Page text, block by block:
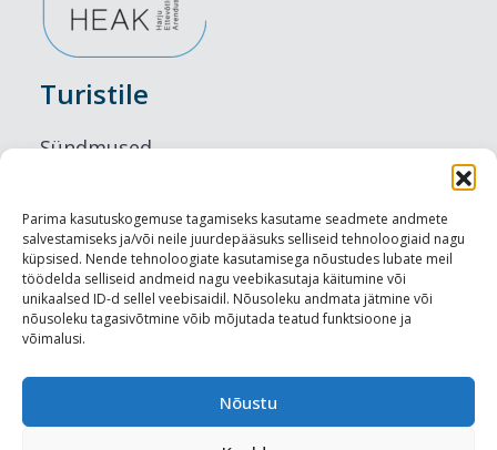
Parima kasutuskogemuse tagamiseks kasutame seadmete andmete
salvestamiseks ja/või neile juurdepääsuks selliseid tehnoloogiaid nagu
küpsised. Nende tehnoloogiate kasutamisega nõustudes lubate meil
töödelda selliseid andmeid nagu veebikasutaja käitumine või
unikaalsed ID-d sellel veebisaidil. Nõusoleku andmata jätmine või
nõusoleku tagasivõtmine võib mõjutada teatud funktsioone ja
võimalusi.
Nõustu
Turistile
Sündmused
Maitseelamused
Vaatamisväärsused
Visit Tallinn
Turismiprofessionaalile